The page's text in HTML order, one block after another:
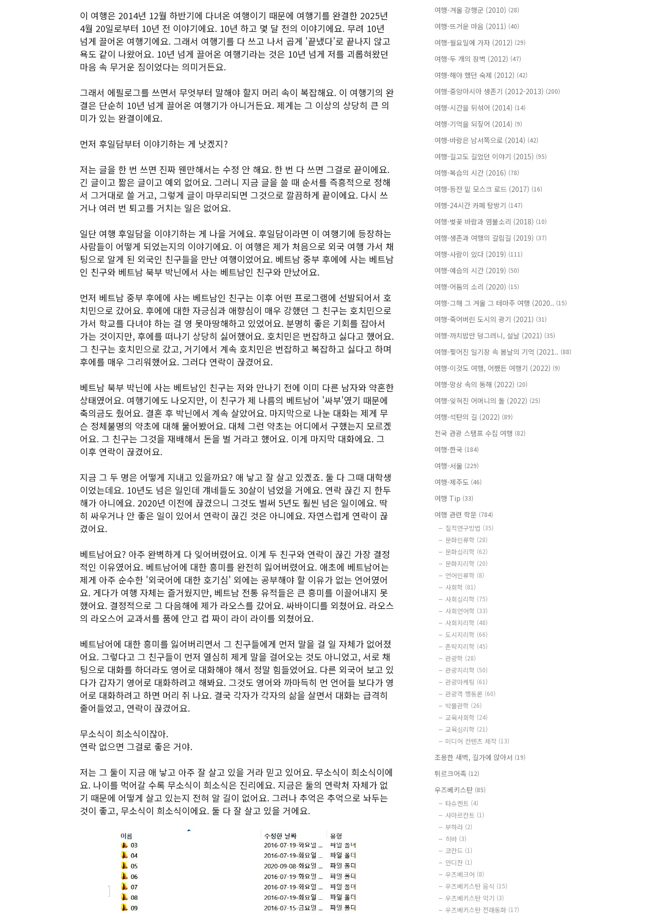
이 여행은 2014년 12월 하반기에 다녀온 여행이기 때문에 여행기를 완결한 2025년
4월 20일로부터 10년 전 이야기에요. 10년 하고 몇 달 전의 이야기에요. 무려 10년
넘게 끌어온 여행기에요. 그래서 여행기를 다 쓰고 나서 곱게 '끝냈다'로 끝나지 않고
욕도 같이 나왔어요. 10년 넘게 끌어온 여행기라는 것은 10년 넘게 저를 괴롭혀왔던
마음 속 무거운 짐이었다는 의미거든요.
그래서 에필로그를 쓰면서 무엇부터 말해야 할지 머리 속이 복잡해요. 이 여행기의 완
결은 단순히 10년 넘게 끌어온 여행기가 아니거든요. 제게는 그 이상의 상당히 큰 의
미가 있는 완결이에요.
먼저 후일담부터 이야기하는 게 낫겠지?
저는 글을 한 번 쓰면 진짜 웬만해서는 수정 안 해요. 한 번 다 쓰면 그걸로 끝이에요.
긴 글이고 짧은 글이고 예외 없어요. 그러니 지금 글을 쓸 때 순서를 즉흥적으로 정해
서 그거대로 쓸 거고, 그렇게 글이 마무리되면 그것으로 깔끔하게 끝이에요. 다시 쓰
거나 여러 번 퇴고를 거치는 일은 없어요.
일단 여행 후일담을 이야기하는 게 나을 거에요. 후일담이라면 이 여행기에 등장하는
사람들이 어떻게 되었는지의 이야기에요. 이 여행은 제가 처음으로 외국 여행 가서 채
팅으로 알게 된 외국인 친구들을 만난 여행이었어요. 베트남 중부 후에에 사는 베트남
인 친구와 베트남 북부 박닌에서 사는 베트남인 친구와 만났어요.
먼저 베트남 중부 후에에 사는 베트남인 친구는 이후 어떤 프로그램에 선발되어서 호
치민으로 갔어요. 후에에 대한 자긍심과 애향심이 매우 강했던 그 친구는 호치민으로
가서 학교를 다녀야 하는 걸 영 못마땅해하고 있었어요. 분명히 좋은 기회를 잡아서
가는 것이지만, 후에를 떠나기 상당히 싫어했어요. 호치민은 번잡하고 싫다고 했어요.
그 친구는 호치민으로 갔고, 거기에서 계속 호치민은 번잡하고 복잡하고 싫다고 하며
후에를 매우 그리워했어요. 그러다 연락이 끊겼어요.
베트남 북부 박닌에 사는 베트남인 친구는 저와 만나기 전에 이미 다른 남자와 약혼한
상태였어요. 여행기에도 나오지만, 이 친구가 제 나름의 베트남어 '싸부'였기 때문에
축의금도 줬어요. 결혼 후 박닌에서 계속 살았어요. 마지막으로 나눈 대화는 제게 무
슨 정체불명의 약초에 대해 물어봤어요. 대체 그런 약초는 어디에서 구했는지 모르겠
어요. 그 친구는 그것을 재배해서 돈을 벌 거라고 했어요. 이게 마지막 대화에요. 그
이후 연락이 끊겼어요.
지금 그 두 명은 어떻게 지내고 있을까요? 애 낳고 잘 살고 있겠죠. 둘 다 그때 대학생
이었는데요. 10년도 넘은 일인데 걔네들도 30살이 넘었을 거에요. 연락 끊긴 지 한두
해가 아니에요. 2020년 이전에 끊겼으니 그것도 벌써 5년도 훨씬 넘은 일이에요. 딱
히 싸우거나 안 좋은 일이 있어서 연락이 끊긴 것은 아니에요. 자연스럽게 연락이 끊
겼어요.
베트남어요? 아주 완벽하게 다 잊어버렸어요. 이게 두 친구와 연락이 끊긴 가장 결정
적인 이유였어요. 베트남어에 대한 흥미를 완전히 잃어버렸어요. 애초에 베트남어는
제게 아주 순수한 '외국어에 대한 호기심' 외에는 공부해야 할 이유가 없는 언어였어
요. 게다가 여행 자체는 즐거웠지만, 베트남 전통 유적들은 큰 흥미를 이끌어내지 못
했어요. 결정적으로 그 다음해에 제가 라오스를 갔어요. 싸바이디를 외쳤어요. 라오스
의 라오스어 교과서를 품에 안고 컵 짜이 라이 라이를 외쳤어요.
베트남어에 대한 흥미를 잃어버리면서 그 친구들에게 먼저 말을 걸 일 자체가 없어졌
어요. 그렇다고 그 친구들이 먼저 열심히 제게 말을 걸어오는 것도 아니었고, 서로 채
팅으로 대화를 하더라도 영어로 대화해야 해서 정말 힘들었어요. 다른 외국어 보고 있
다가 갑자기 영어로 대화하려고 해봐요. 그것도 영어와 까마득히 먼 언어들 보다가 영
어로 대화하려고 하면 머리 쥐 나요. 결국 각자가 각자의 삶을 살면서 대화는 급격히
줄어들었고, 연락이 끊겼어요.
무소식이 희소식이잖아.
연락 없으면 그걸로 좋은 거야.
저는 그 둘이 지금 애 낳고 아주 잘 살고 있을 거라 믿고 있어요. 무소식이 희소식이에
요. 나이를 먹어갈 수록 무소식이 희소식은 진리에요. 지금은 둘의 연락처 자체가 없
기 때문에 어떻게 살고 있는지 전혀 알 길이 없어요. 그러나 추억은 추억으로 놔두는
것이 좋고, 무소식이 희소식이에요. 둘 다 잘 살고 있을 거에요.
여행-겨울 강행군 (2010) (28)
여행-뜨거운 마음 (2011) (40)
여행-월요일에 가자 (2012) (29)
여행-두 개의 장벽 (2012) (47)
여행-해야 했던 숙제 (2012) (42)
여행-중앙아시아 생존기 (2012-2013) (200)
여행-시간을 뒤섞어 (2014) (14)
여행-기억을 되짚어 (2014) (9)
여행-바람은 남서쪽으로 (2014) (42)
여행-길고도 길었던 이야기 (2015) (95)
여행-복습의 시간 (2016) (78)
여행-등잔 밑 모스크 로드 (2017) (16)
여행-24시간 카페 탐방기 (147)
여행-벚꽃 바람과 염불소리 (2018) (10)
여행-생존과 여행의 갈림길 (2019) (37)
여행-사람이 있다 (2019) (111)
여행-예습의 시간 (2019) (50)
여행-어둠의 소리 (2020) (15)
여행-그해 그 겨울 그 테마주 여행 (2020.. (15)
여행-죽어버린 도시의 광기 (2021) (31)
여행-까치밥만 덩그러니, 설날 (2021) (35)
여행-찢어진 일기장 속 봄날의 기억 (2021.. (88)
여행-이것도 여행, 어쨌든 여행기 (2022) (9)
여행-망상 속의 동해 (2022) (20)
여행-잊혀진 어머니의 돌 (2022) (25)
여행-석탄의 길 (2022) (89)
전국 관광 스탬프 수집 여행 (82)
여행-한국 (184)
여행-서울 (229)
여행-제주도 (46)
여행 Tip (33)
여행 관련 학문 (784)
질적연구방법 (35)
문화인류학 (28)
문화심리학 (62)
문화지리학 (20)
언어인류학 (8)
사회학 (81)
사회심리학 (75)
사회언어학 (33)
사회지리학 (48)
도시지리학 (66)
촌락지리학 (45)
관광학 (28)
관광지리학 (50)
관광마케팅 (61)
관광객 행동론 (60)
박물관학 (26)
교육사회학 (24)
교육심리학 (21)
미디어 컨텐츠 제작 (13)
조용한 새벽, 길가에 앉아서 (19)
튀르크어족 (12)
우즈베키스탄 (85)
타슈켄트 (4)
사마르칸트 (1)
부하라 (2)
히바 (3)
코칸드 (1)
안디잔 (1)
우즈베크어 (8)
우즈베키스탄 음식 (15)
우즈베키스탄 악기 (3)
우즈베키스탄 전래동화 (17)